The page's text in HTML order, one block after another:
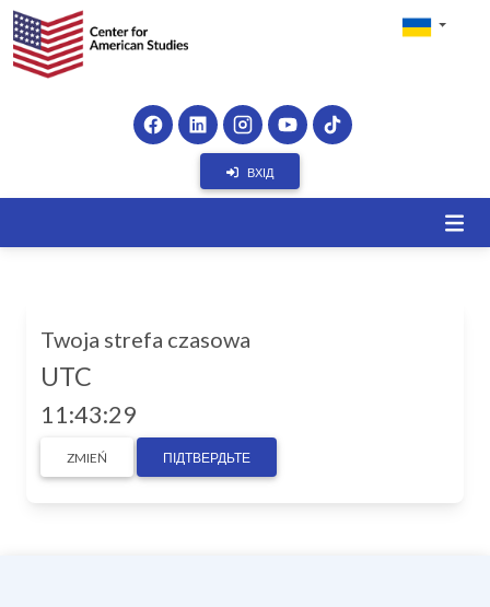
ВХІД
Twoja strefa czasowa
UTC
11:43:29
ZMIEŃ ПІДТВЕРДЬТЕ